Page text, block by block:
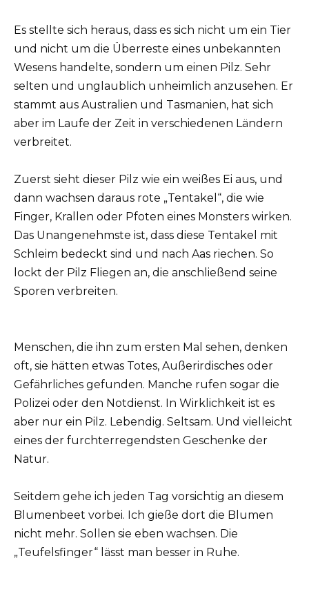
Es stellte sich heraus, dass es sich nicht um ein Tier
und nicht um die Überreste eines unbekannten
Wesens handelte, sondern um einen Pilz. Sehr
selten und unglaublich unheimlich anzusehen. Er
stammt aus Australien und Tasmanien, hat sich
aber im Laufe der Zeit in verschiedenen Ländern
verbreitet.
Zuerst sieht dieser Pilz wie ein weißes Ei aus, und
dann wachsen daraus rote „Tentakel“, die wie
Finger, Krallen oder Pfoten eines Monsters wirken.
Das Unangenehmste ist, dass diese Tentakel mit
Schleim bedeckt sind und nach Aas riechen. So
lockt der Pilz Fliegen an, die anschließend seine
Sporen verbreiten.
Menschen, die ihn zum ersten Mal sehen, denken
oft, sie hätten etwas Totes, Außerirdisches oder
Gefährliches gefunden. Manche rufen sogar die
Polizei oder den Notdienst. In Wirklichkeit ist es
aber nur ein Pilz. Lebendig. Seltsam. Und vielleicht
eines der furchterregendsten Geschenke der
Natur.
Seitdem gehe ich jeden Tag vorsichtig an diesem
Blumenbeet vorbei. Ich gieße dort die Blumen
nicht mehr. Sollen sie eben wachsen. Die
„Teufelsfinger“ lässt man besser in Ruhe.